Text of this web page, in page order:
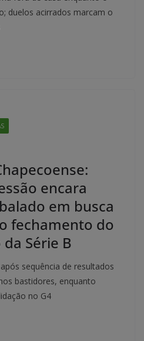
duelos acirrados marcam o
encara
em busca
fechamento do
Série B
sequência de resultados
bastidores, enquanto
no G4